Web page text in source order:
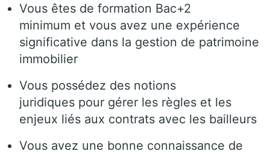
Vous êtes de formation Bac+2
minimum et vous avez une expérience
significative dans la gestion de patrimoine
immobilier
Vous possédez des notions
juridiques pour gérer les règles et les
enjeux liés aux contrats avec les bailleurs
Vous avez une bonne connaissance de